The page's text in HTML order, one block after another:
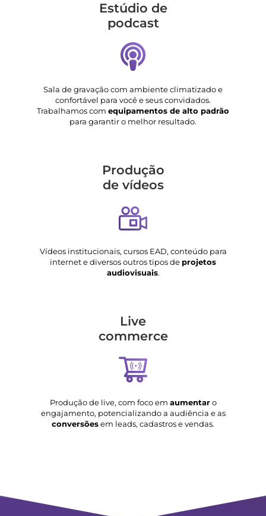
Estúdio de
podcast
Sala de gravação com ambiente climatizado e
confortável para você e seus convidados.
Trabalhamos com equipamentos de alto padrão
para garantir o melhor resultado.
Produção
de vídeos
Vídeos institucionais, cursos EAD, conteúdo para
internet e diversos outros tipos de projetos
audiovisuais.
Live
commerce
Produção de live, com foco em aumentaro
engajamento, potencializando a audiência e as
conversõesem leads, cadastros e vendas.